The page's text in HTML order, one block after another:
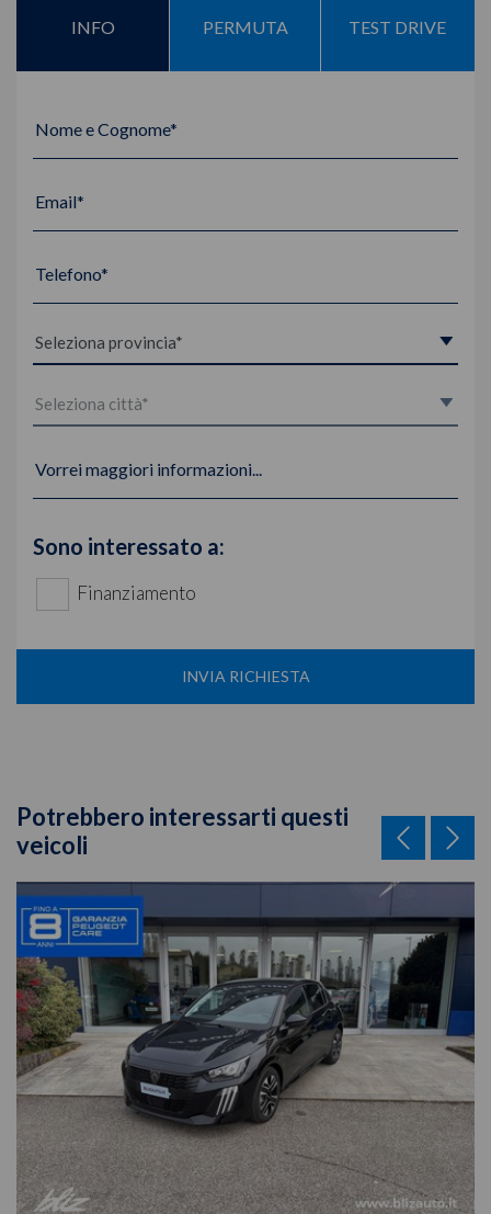
INFO PERMUTA TEST DRIVE
Nome e Cognome*
Email*
Telefono*
Vorrei maggiori informazioni...
Sono interessato a:
Finanziamento
INVIA RICHIESTA
Potrebbero interessarti questi
veicoli